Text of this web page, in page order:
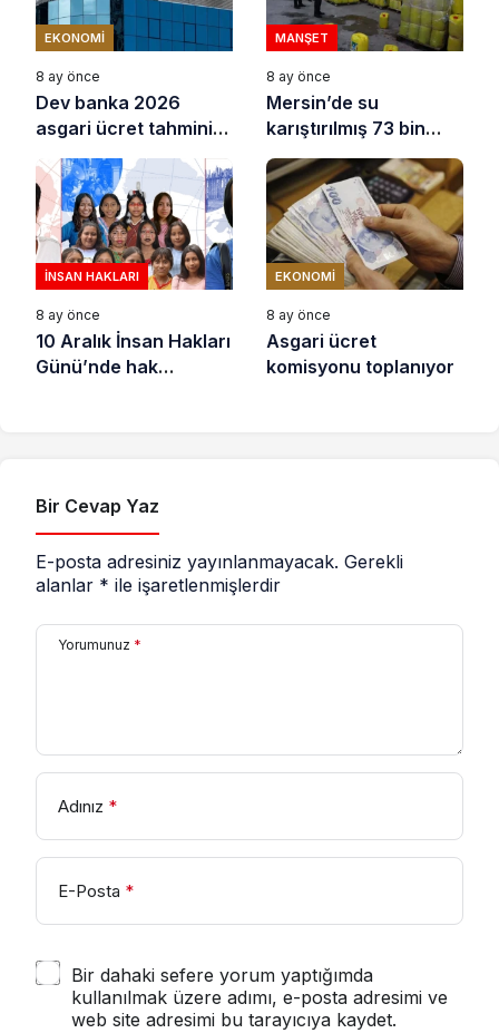
EKONOMI
8 ay önce
Dev banka 2026
asgari ücret tahminini
açıkladı
MANŞET
8 ay önce
Mersin’de su
karıştırılmış 73 bin
litre sıvı yağ ele
geçirildi
İNSAN HAKLARI
8 ay önce
10 Aralık İnsan Hakları
Günü’nde hak
EKONOMI
8 ay önce
Asgari ücret
komisyonu toplanıyor
Bir Cevap Yaz
E-posta adresiniz yayınlanmayacak. Gerekli
alanlar * ile işaretlenmişlerdir
Yorumunuz *
Adınız *
E-Posta *
Bir dahaki sefere yorum yaptığımda
kullanılmak üzere adımı, e-posta adresimi ve
web site adresimi bu tarayıcıya kaydet.